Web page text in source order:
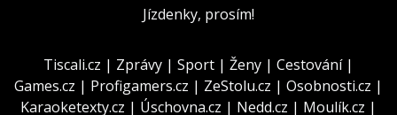
Jízdenky, prosím!
Tiscali.cz | Zprávy | Sport | Ženy | Cestování|
Games.cz | Profigamers.cz | ZeStolu.cz | Osobnosti.cz |
Karaoketexty.cz | Úschovna.cz | Nedd.cz | Moulík.cz |